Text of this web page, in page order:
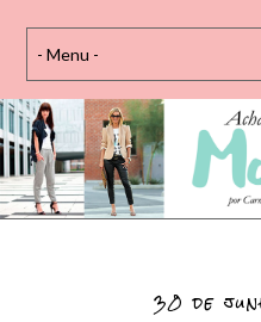
30 de